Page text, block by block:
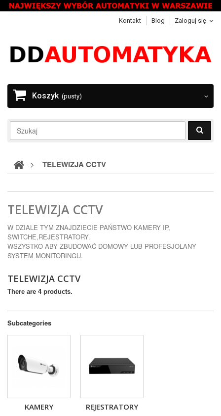
Zaloguj się
Kontakt Blog
Koszyk (pusty)
> TELEWIZJA CCTV
TELEWIZJA CCTV
W DZIALE TYM ZNAJDZIECIE PAŃSTWO KAMERY IP,
SWITCHE,REJESTRATORY.
WSZYSTKO ABY ZBUDOWAĆ DOMOWY LUB PROFESJOLANY
SYSTEM MONITORINGU.
TELEWIZJA CCTV
There are 4 products.
Subcategories
KAMERY REJESTRATORY